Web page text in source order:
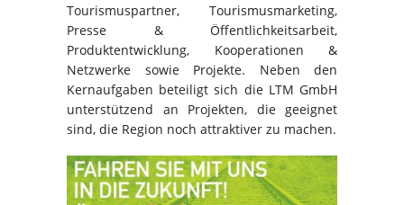
Tourismuspartner, Tourismusmarketing,
Presse & Öffentlichkeitsarbeit,
Produktentwicklung, Kooperationen &
Netzwerke sowie Projekte. Neben den
Kernaufgaben beteiligt sich die LTM GmbH
unterstützend an Projekten, die geeignet
sind, die Region noch attraktiver zu machen.